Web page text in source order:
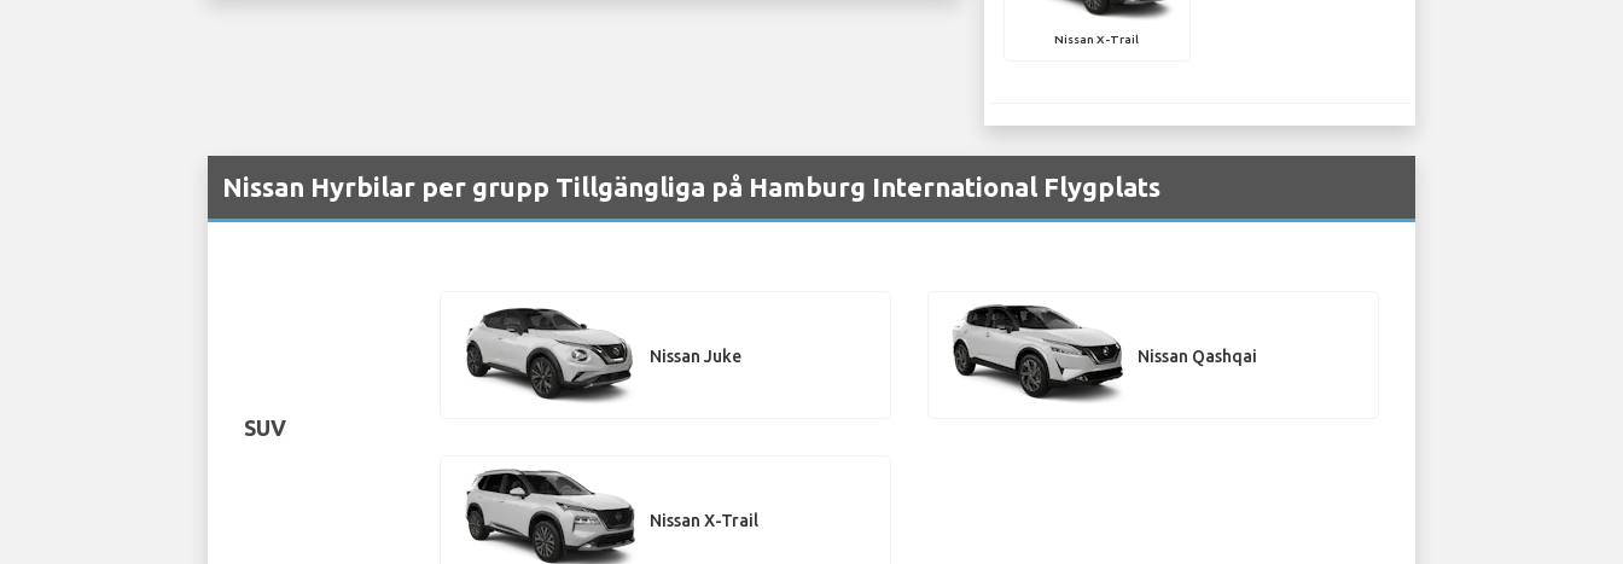
Nissan X-Trail
Nissan Hyrbilar per grupp Tillgängliga på Hamburg International Flygplats
SUV
Nissan Juke Nissan Qashqai
Nissan X-Trail